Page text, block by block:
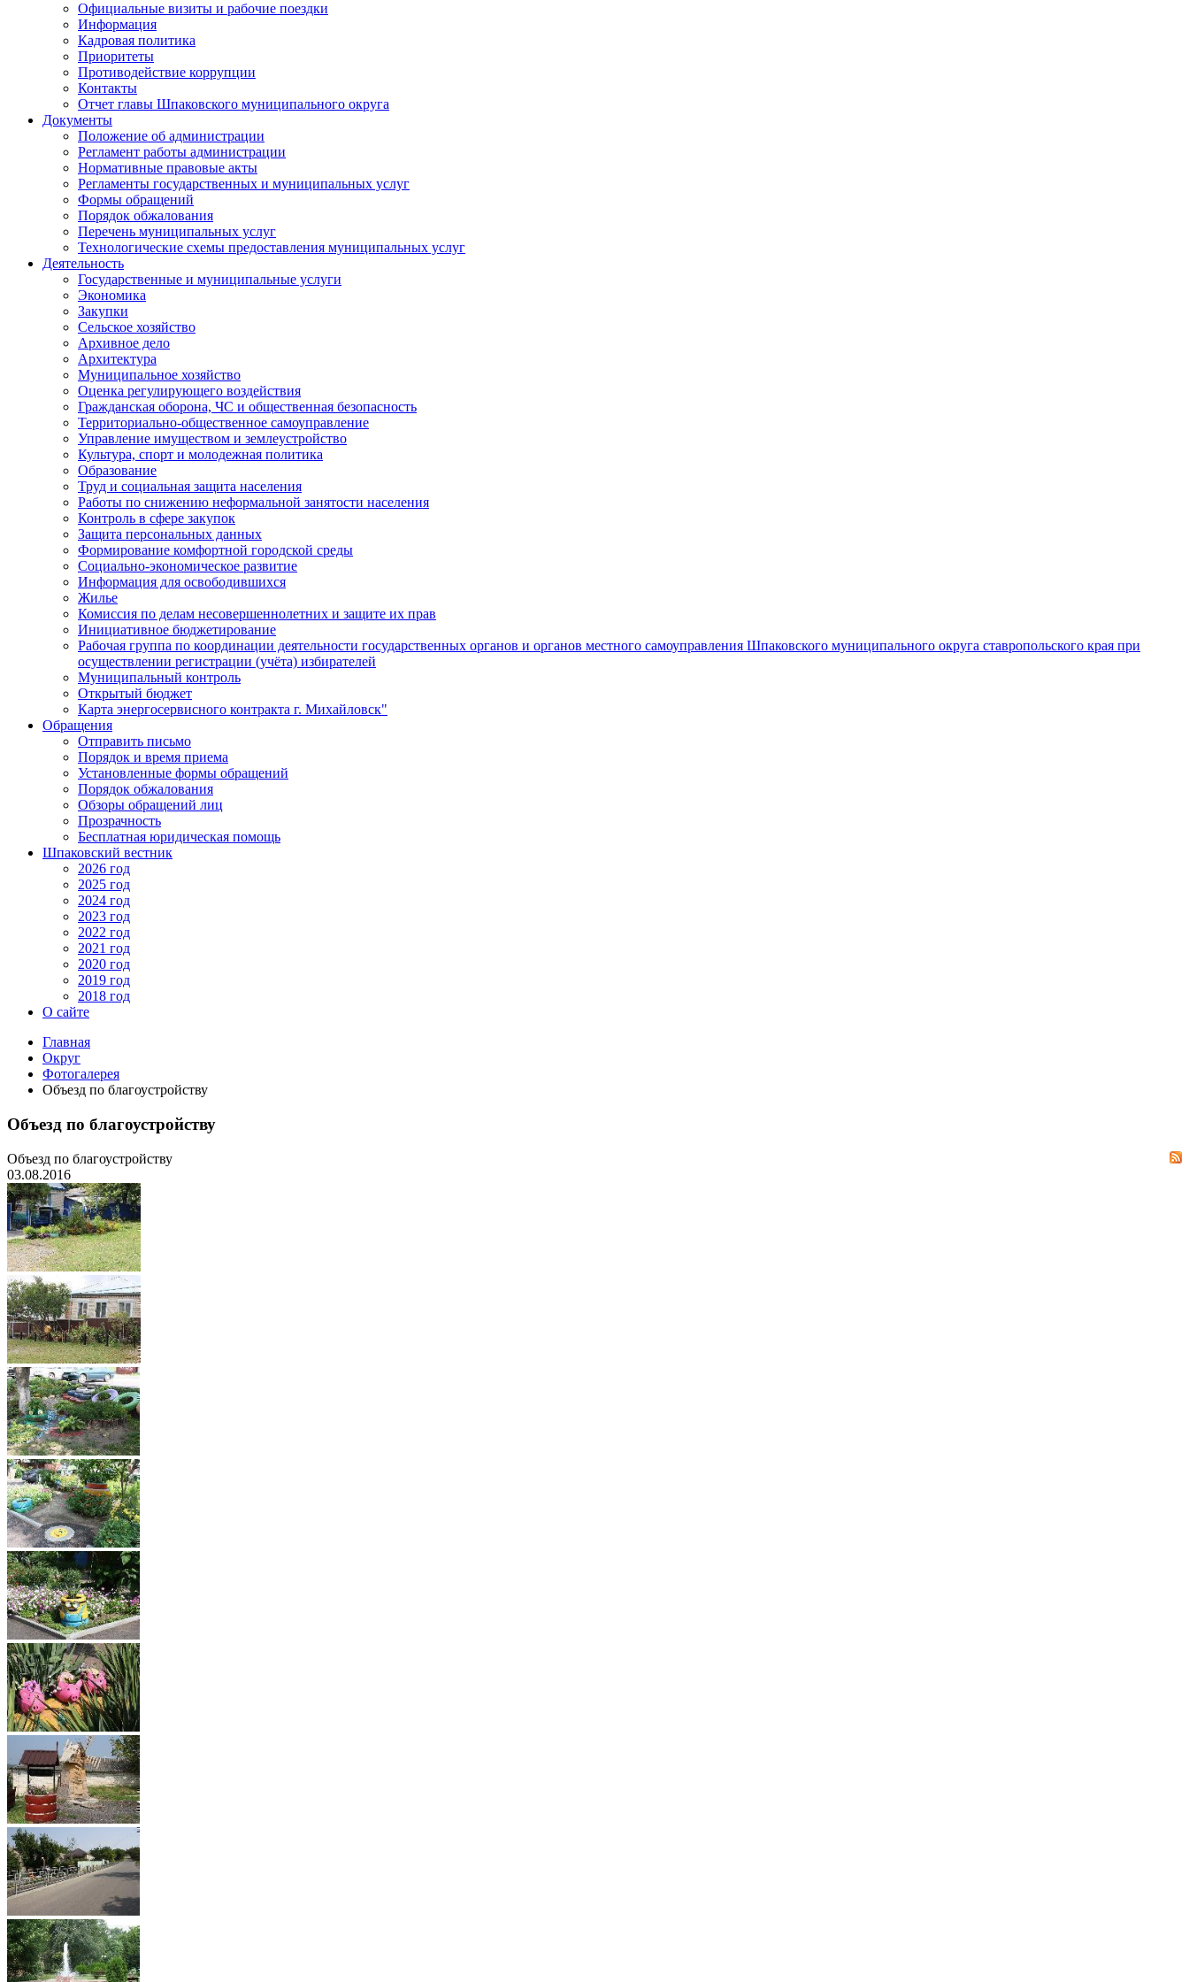
Официальные визиты и рабочие поездки
Информация
Кадровая политика
Приоритеты
Противодействие коррупции
Контакты
Отчет главы Шпаковского муниципального округа
Документы
Положение об администрации
Регламент работы администрации
Нормативные правовые акты
Регламенты государственных и муниципальных услуг
Формы обращений
Порядок обжалования
Перечень муниципальных услуг
Технологические схемы предоставления муниципальных услуг
Деятельность
Государственные и муниципальные услуги
Экономика
Закупки
Сельское хозяйство
Архивное дело
Архитектура
Муниципальное хозяйство
Оценка регулирующего воздействия
Гражданская оборона, ЧС и общественная безопасность
Территориально-общественное самоуправление
Управление имуществом и землеустройство
Культура, спорт и молодежная политика
Образование
Труд и социальная защита населения
Работы по снижению неформальной занятости населения
Контроль в сфере закупок
Защита персональных данных
Формирование комфортной городской среды
Социально-экономическое развитие
Информация для освободившихся
Жилье
Комиссия по делам несовершеннолетних и защите их прав
Инициативное бюджетирование
Рабочая группа по координации деятельности государственных органов и органов местного самоуправления Шпаковского муниципального округа ставропольского края при
осуществлении регистрации (учёта) избирателей
Муниципальный контроль
Открытый бюджет
Карта энергосервисного контракта г. Михайловск"
Обращения
Отправить письмо
Порядок и время приема
Установленные формы обращений
Порядок обжалования
Обзоры обращений лиц
Прозрачность
Бесплатная юридическая помощь
Шпаковский вестник
2026 год
2025 год
2024 год
2023 год
2022 год
2021 год
2020 год
2019 год
2018 год
О сайте
Главная
Округ
Фотогалерея
Объезд по благоустройству
Объезд по благоустройству
Объезд по благоустройству
03.08.2016